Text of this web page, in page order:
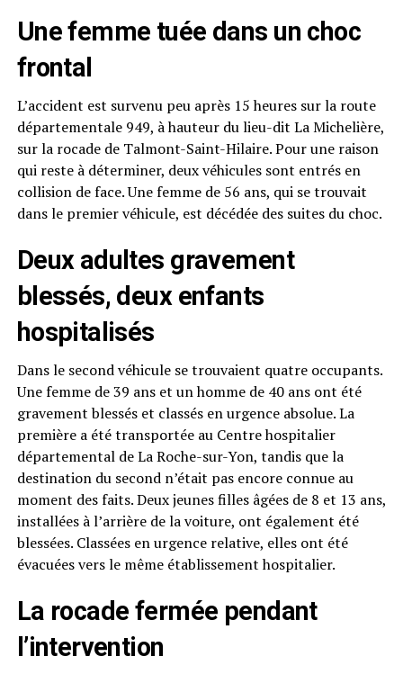
Une femme tuée dans un choc
frontal
L’accident est survenu peu après 15 heures sur la route
départementale 949, à hauteur du lieu-dit La Michelière,
sur la rocade de Talmont-Saint-Hilaire. Pour une raison
qui reste à déterminer, deux véhicules sont entrés en
collision de face. Une femme de 56 ans, qui se trouvait
dans le premier véhicule, est décédée des suites du choc.
Deux adultes gravement
blessés, deux enfants
hospitalisés
Dans le second véhicule se trouvaient quatre occupants.
Une femme de 39 ans et un homme de 40 ans ont été
gravement blessés et classés en urgence absolue. La
première a été transportée au Centre hospitalier
départemental de La Roche-sur-Yon, tandis que la
destination du second n’était pas encore connue au
moment des faits. Deux jeunes filles âgées de 8 et 13 ans,
installées à l’arrière de la voiture, ont également été
blessées. Classées en urgence relative, elles ont été
évacuées vers le même établissement hospitalier.
La rocade fermée pendant
l’intervention